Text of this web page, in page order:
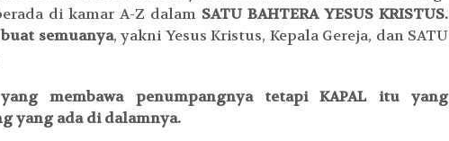
di kamar A-Z dalam SATU BAHTERA YESUS KRISTUS.
buat semuanya, yakni Yesus Kristus, Kepala Gereja, dan SATU
membawa penumpangnya tetapi KAPAL itu yang
yang ada di dalamnya.